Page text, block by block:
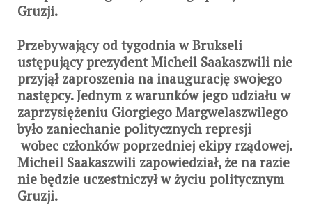
Gruzji.
Przebywający od tygodnia w Brukseli
ustępujący prezydent Micheil Saakaszwili nie
przyjął zaproszenia na inaugurację swojego
następcy. Jednym z warunków jego udziału w
zaprzysiężeniu Giorgiego Margwelaszwilego
było zaniechanie politycznych represji
wobec członków poprzedniej ekipy rządowej.
Micheil Saakaszwili zapowiedział, że na razie
nie będzie uczestniczył w życiu politycznym
Gruzji.